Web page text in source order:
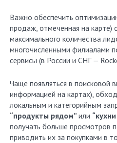
Важно обеспечить
продаж, отмеченная на карте)
максимального количества
многочисленными филиалами
сервисы (в России и СНГ —
Чаще появляться в поисковой
информацией на картах),
локальным и категорийным
“продукты рядом” или
получать больше просмотров
приводить их за покупками в